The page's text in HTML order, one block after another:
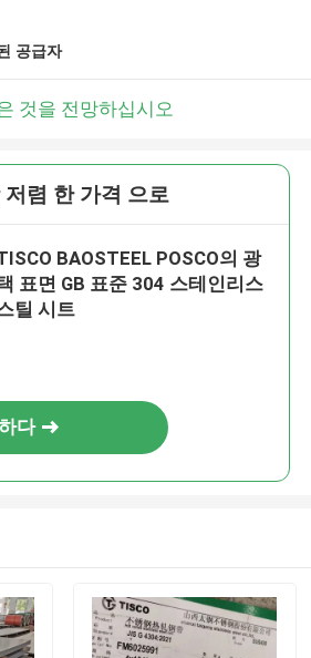
공급자
것을 전망하십시오
저렴 한 가격 으로
BAOSTEEL POSCO의 광
표면 GB 표준 304 스테인리스
틸 시트
다